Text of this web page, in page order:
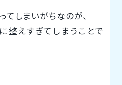
しまいがちなのが、
整えすぎてしまうことで